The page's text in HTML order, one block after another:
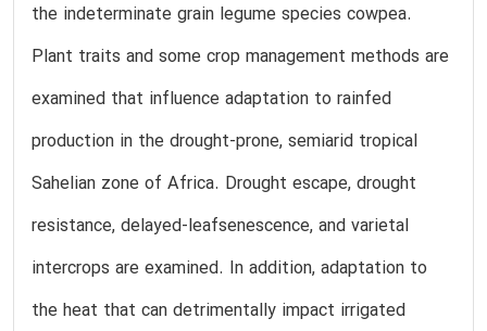
the indeterminate grain legume species cowpea.
Plant traits and some crop management methods are
examined that influence adaptation to rainfed
production in the drought-prone, semiarid tropical
Sahelian zone of Africa. Drought escape, drought
resistance, delayed-leafsenescence, and varietal
intercrops are examined. In addition, adaptation to
the heat that can detrimentally impact irrigated